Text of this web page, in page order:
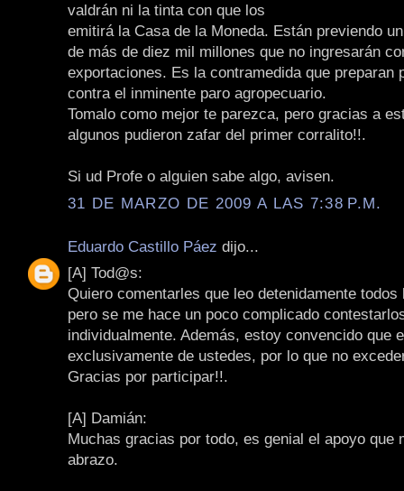
valdrán ni la tinta con que los
emitirá la Casa de la Moneda. Están previendo
de más de diez mil millones que no ingresarán
exportaciones. Es la contramedida que preparan
contra el inminente paro agropecuario.
Tomalo como mejor te parezca, pero gracias a
algunos pudieron zafar del primer corralito!!.
Si ud Profe o alguien sabe algo, avisen.
31 DE MARZO DE 2009 A LAS 7:38 P.M.
Eduardo Castillo Páez dijo...
[A] Tod@s:
Quiero comentarles que leo detenidamente
pero se me hace un poco complicado
individualmente. Además, estoy convencido que
exclusivamente de ustedes, por lo que no
Gracias por participar!!.
[A] Damián:
Muchas gracias por todo, es genial el apoyo que
abrazo.